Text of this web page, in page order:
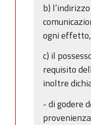
b)
ogni effetto,
c) il
requisito
inoltre
- di godere